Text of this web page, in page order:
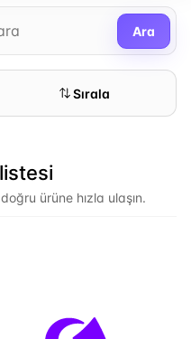
Ara
Sırala
ürüne hızla ulaşın.